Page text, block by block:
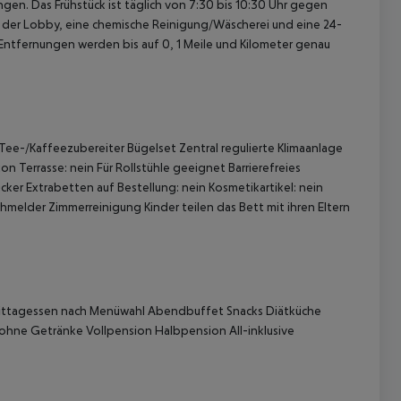
Das Frühstück ist täglich von 7:30 bis 10:30 Uhr gegen
Lobby, eine chemische Reinigung/Wäscherei und eine 24-
werden bis auf 0, 1 Meile und Kilometer genau
Kaffeezubereiter Bügelset Zentral regulierte Klimaanlage
Terrasse: nein Für Rollstühle geeignet Barrierefreies
Extrabetten auf Bestellung: nein Kosmetikartikel: nein
Zimmerreinigung Kinder teilen das Bett mit ihren Eltern
nach Menüwahl Abendbuffet Snacks Diätküche
Getränke Vollpension Halbpension All-inklusive